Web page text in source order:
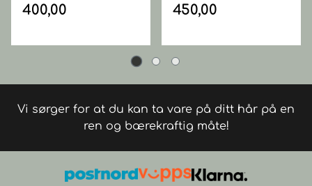
400,00 450,00
Vi sørger for at du kan ta vare på ditt hår på en
ren og bærekraftig måte!